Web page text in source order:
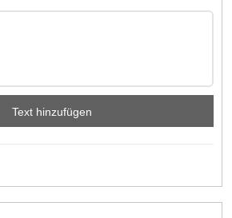
Text hinzufügen